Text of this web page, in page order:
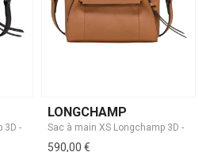
LONGCHAMP
590,00 €